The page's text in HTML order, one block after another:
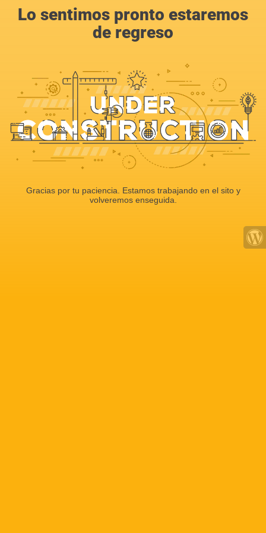
Lo sentimos pronto estaremos
de regreso
Gracias por tu paciencia. Estamos trabajando en el sito y
volveremos enseguida.